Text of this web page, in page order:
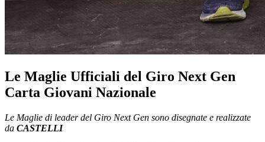
Le Maglie Ufficiali del Giro Next Gen
Carta Giovani Nazionale
Le Maglie di leader del Giro Next Gen sono disegnate e realizzate
da CASTELLI